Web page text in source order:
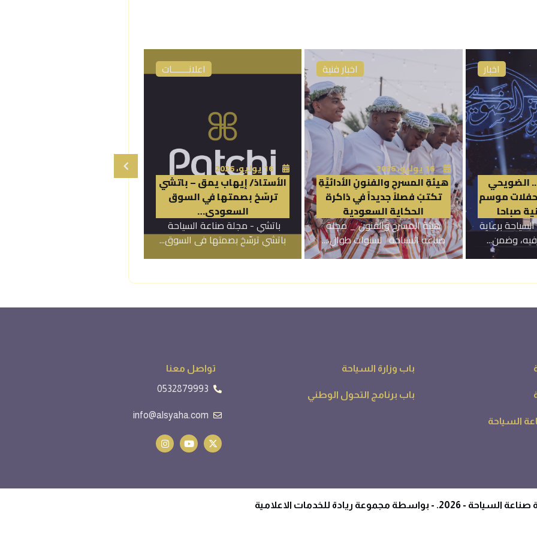
اخبار
الضويحي
حفلات موسم
صباحا
برعاية
وضمن...
اخبار فنية
16 يوليو، 2026
هيئةِ المسرحِ والفنونِ الأدائيَّةِ
تكتبُ فصلاً جديداً في ذاكرة
الحكاية السعودية
هيئة المسرح والفنون _ مجلة
صناعة السياحة لسنوات طوال،...
اعلانـــــــات
16 يوليو، 2026
الأستاذ/ إيهاب يمق – باتشي
ترسّخ بصمتها في السوق
السعودي…
باتشي - مجلة صناعة السياحة
باتشي ترسّخ بصمتها في السوق...
16 يوليو، 2026
السويدان، الرئيس التنفيذي
السياحة
باب وزارة السياحة
باب برنامج التحول الوطني
تواصل معنا
0532879993
info@alsyaha.com
مجموعة ريادة للخدمات الاعلامية